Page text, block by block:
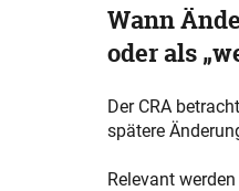
Wann
oder als
Der CRA
spätere
Relevant